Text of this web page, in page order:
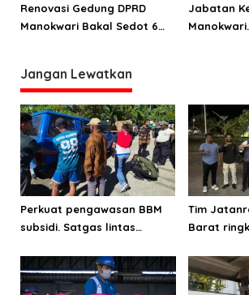
Renovasi Gedung DPRD
Manokwari Bakal Sedot 6
Jabatan
Manokwari
Jangan Lewatkan
Perkuat pengawasan BBM
subsidi. Satgas lintas
penyalahgunaan di
Manokwari
Tim
Barat